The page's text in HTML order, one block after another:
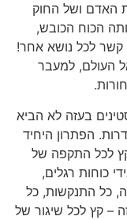
האדם ושל החוק
הכוח הכובש,
קשר לכל נושא אחר!
העולם, למעבר
בעזה לא הביא
הפתרון היחיד
לכל התקפה של
כוחות רגלים,
כל התנקשות, כל
– קץ לכל שיגור של